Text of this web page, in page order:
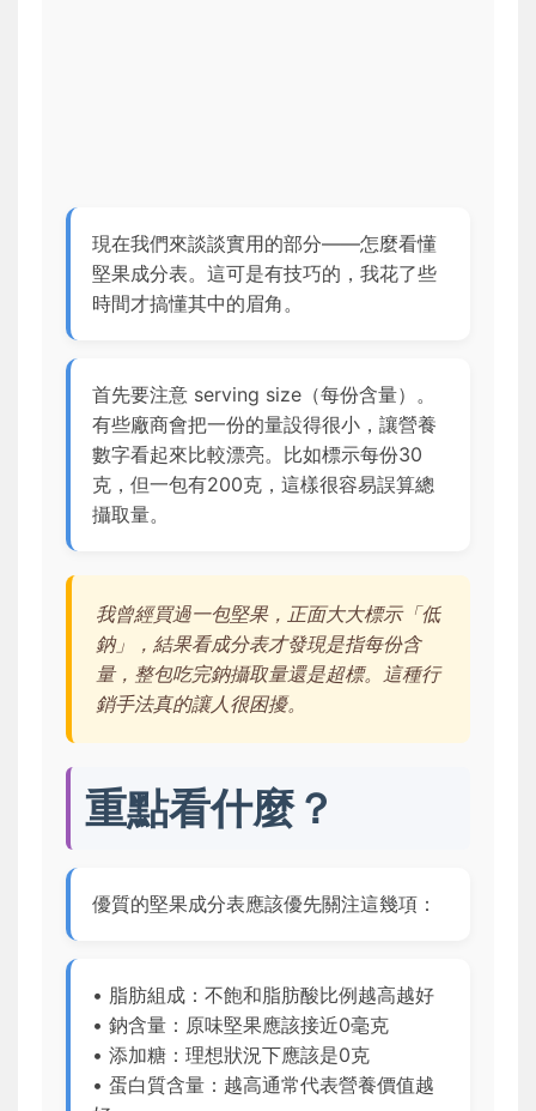
現在我們來談談實用的部分——怎麼看懂
堅果成分表。這可是有技巧的，我花了些
時間才搞懂其中的眉角。
首先要注意 serving size（每份含量）。
有些廠商會把一份的量設得很小，讓營養
數字看起來比較漂亮。比如標示每份30
克，但一包有200克，這樣很容易誤算總
攝取量。
我曾經買過一包堅果，正面大大標示「低
鈉」，結果看成分表才發現是指每份含
量，整包吃完鈉攝取量還是超標。這種行
銷手法真的讓人很困擾。
重點看什麼？
優質的堅果成分表應該優先關注這幾項：
• 脂肪組成：不飽和脂肪酸比例越高越好
• 鈉含量：原味堅果應該接近0毫克
• 添加糖：理想狀況下應該是0克
• 蛋白質含量：越高通常代表營養價值越